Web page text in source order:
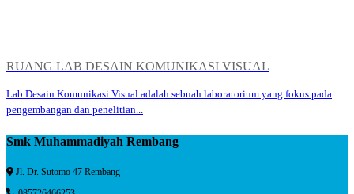
RUANG LAB DESAIN KOMUNIKASI VISUAL
Lab Desain Komunikasi Visual adalah sebuah laboratorium yang fokus pada
pengembangan dan penelitian...
Smk Muhammadiyah Rembang
Jl. Dr. Sutomo 47 Rembang